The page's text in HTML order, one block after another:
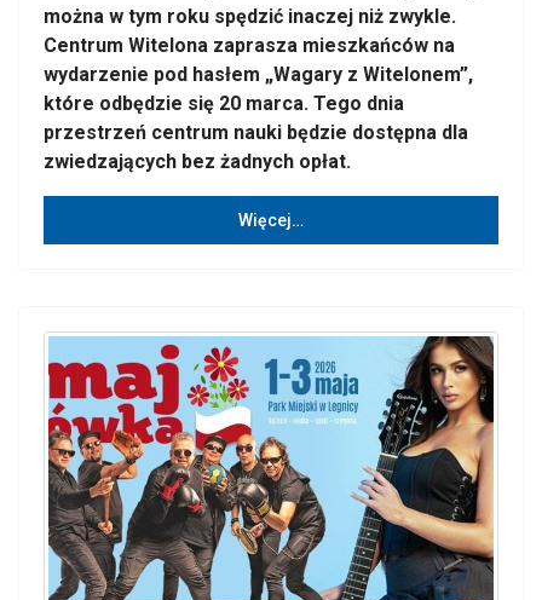
można w tym roku spędzić inaczej niż zwykle.
Centrum Witelona zaprasza mieszkańców na
wydarzenie pod hasłem „Wagary z Witelonem”,
które odbędzie się 20 marca. Tego dnia
przestrzeń centrum nauki będzie dostępna dla
zwiedzających bez żadnych opłat.
Więcej…